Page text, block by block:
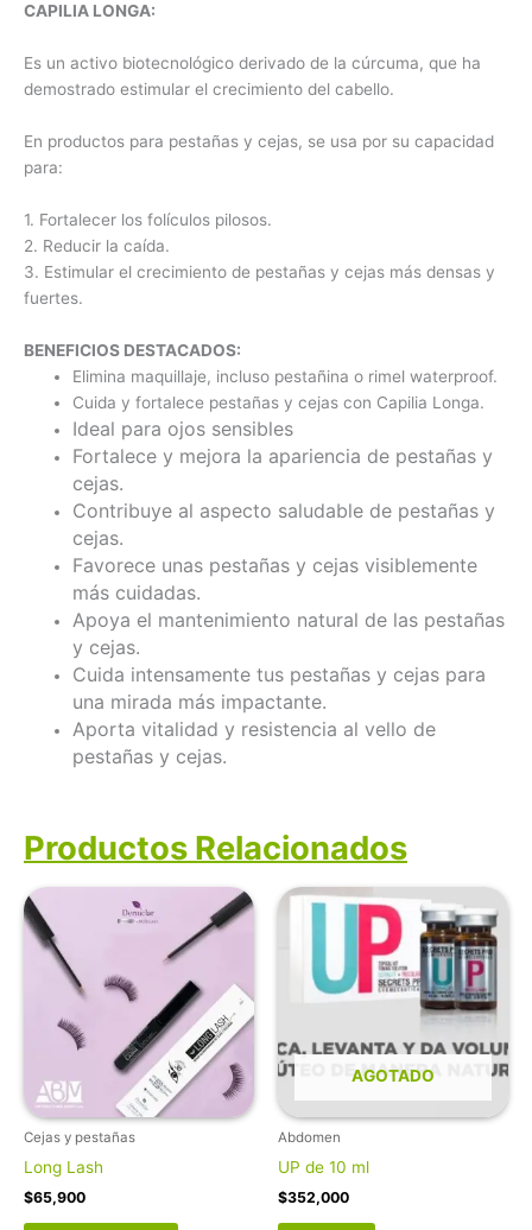
CAPILIA LONGA:
Es un activo biotecnológico derivado de la cúrcuma, que ha
demostrado estimular el crecimiento del cabello.
En productos para pestañas y cejas, se usa por su capacidad
para:
1. Fortalecer los folículos pilosos.
2. Reducir la caída.
3. Estimular el crecimiento de pestañas y cejas más densas y
fuertes.
BENEFICIOS DESTACADOS:
Elimina maquillaje, incluso pestañina o rimel waterproof.
Cuida y fortalece pestañas y cejas con Capilia Longa.
Ideal para ojos sensibles
Fortalece y mejora la apariencia de pestañas y
cejas.
Contribuye al aspecto saludable de pestañas y
cejas.
Favorece unas pestañas y cejas visiblemente
más cuidadas.
Apoya el mantenimiento natural de las pestañas
y cejas.
Cuida intensamente tus pestañas y cejas para
una mirada más impactante.
Aporta vitalidad y resistencia al vello de
pestañas y cejas.
Productos Relacionados
Cejas y pestañas
Long Lash
$65,900
AGOTADO
Abdomen
UP de 10 ml
$352,000